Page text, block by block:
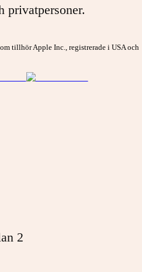
privatpersoner.
tillhör Apple Inc., registrerade i USA och
2